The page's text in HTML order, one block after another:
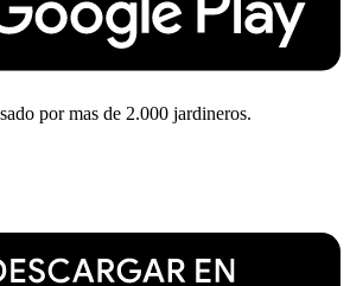
por mas de 2.000 jardineros.